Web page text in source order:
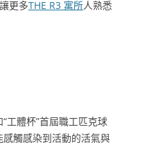
更多THE R3 寓所人熟悉
工體杯”首屆職工匹克球
觸感染到活動的活氣與